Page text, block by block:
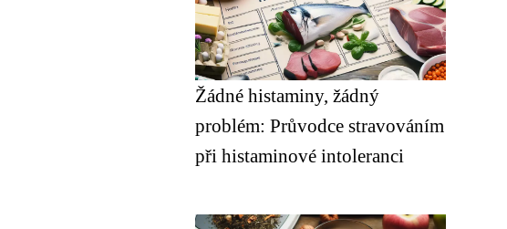
Žádné histaminy, žádný
problém: Průvodce stravováním
při histaminové intoleranci